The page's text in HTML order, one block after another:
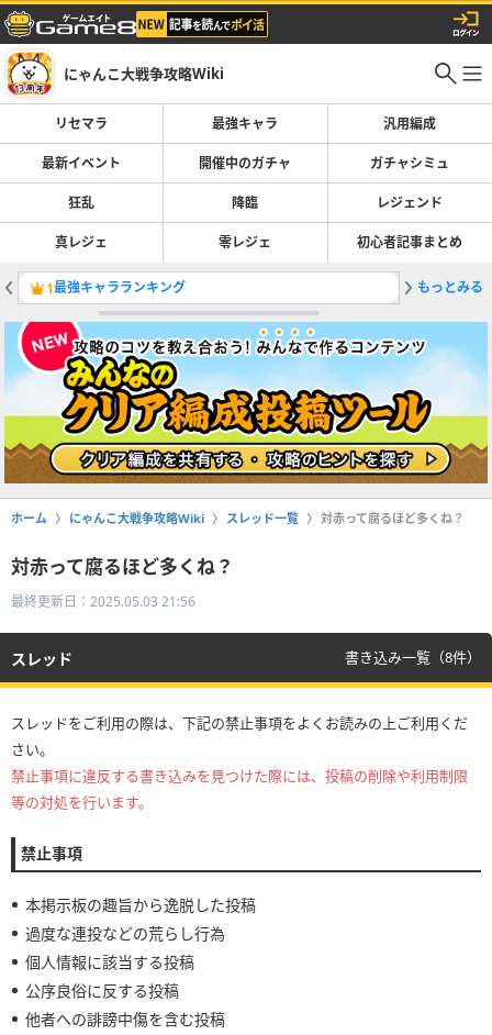
にゃんこ大戦争攻略Wiki
リセマラ 最強キャラ 汎用編成
最新イベント 開催中のガチャ ガチャシミュ
狂乱 降臨 レジェンド
真レジェ 零レジェ 初心者記事まとめ
1最強キャラランキング 2ガチャ
もっとみる
ホーム にゃんこ大戦争攻略Wiki スレッド一覧 対赤って腐るほど多くね？
対赤って腐るほど多くね？
最終更新日：2025.05.03 21:56
スレッド 書き込み一覧（8件）
スレッドをご利用の際は、下記の禁止事項をよくお読みの上ご利用くだ
さい。
禁止事項に違反する書き込みを見つけた際には、投稿の削除や利用制限
等の対処を行います。
禁止事項
本掲示板の趣旨から逸脱した投稿
過度な連投などの荒らし行為
個人情報に該当する投稿
公序良俗に反する投稿
他者への誹謗中傷を含む投稿